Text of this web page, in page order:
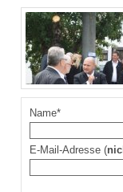
Name*
E-Mail-Adresse (